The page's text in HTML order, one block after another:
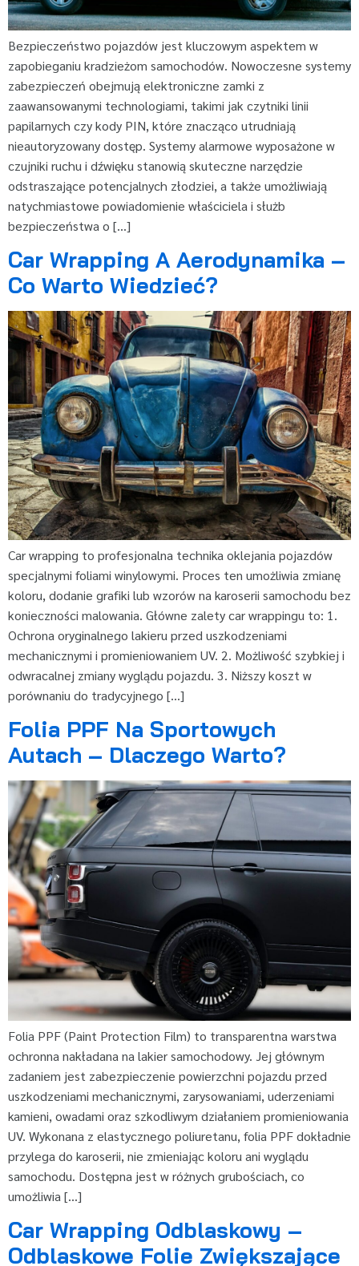
Bezpieczeństwo pojazdów jest kluczowym aspektem w
zapobieganiu kradzieżom samochodów. Nowoczesne systemy
zabezpieczeń obejmują elektroniczne zamki z
zaawansowanymi technologiami, takimi jak czytniki linii
papilarnych czy kody PIN, które znacząco utrudniają
nieautoryzowany dostęp. Systemy alarmowe wyposażone w
czujniki ruchu i dźwięku stanowią skuteczne narzędzie
odstraszające potencjalnych złodziei, a także umożliwiają
natychmiastowe powiadomienie właściciela i służb
bezpieczeństwa o […]
Car Wrapping A Aerodynamika –
Co Warto Wiedzieć?
Car wrapping to profesjonalna technika oklejania pojazdów
specjalnymi foliami winylowymi. Proces ten umożliwia zmianę
koloru, dodanie grafiki lub wzorów na karoserii samochodu bez
konieczności malowania. Główne zalety car wrappingu to: 1.
Ochrona oryginalnego lakieru przed uszkodzeniami
mechanicznymi i promieniowaniem UV. 2. Możliwość szybkiej i
odwracalnej zmiany wyglądu pojazdu. 3. Niższy koszt w
porównaniu do tradycyjnego […]
Folia PPF Na Sportowych
Autach – Dlaczego Warto?
Folia PPF (Paint Protection Film) to transparentna warstwa
ochronna nakładana na lakier samochodowy. Jej głównym
zadaniem jest zabezpieczenie powierzchni pojazdu przed
uszkodzeniami mechanicznymi, zarysowaniami, uderzeniami
kamieni, owadami oraz szkodliwym działaniem promieniowania
UV. Wykonana z elastycznego poliuretanu, folia PPF dokładnie
przylega do karoserii, nie zmieniając koloru ani wyglądu
samochodu. Dostępna jest w różnych grubościach, co
umożliwia […]
Car Wrapping Odblaskowy –
Odblaskowe Folie Zwiększające